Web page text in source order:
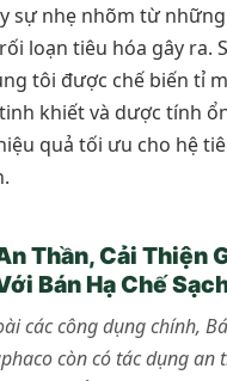
sự nhẹ nhõm từ
loạn tiêu hóa gây ra.
tôi được chế biến tỉ
khiết và dược tính
quả tối ưu cho hệ
Thần, Cải Thiện
Bán Hạ Chế
các công dụng chính,
còn có tác dụng an